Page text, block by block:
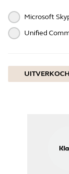
Microsoft
Unified